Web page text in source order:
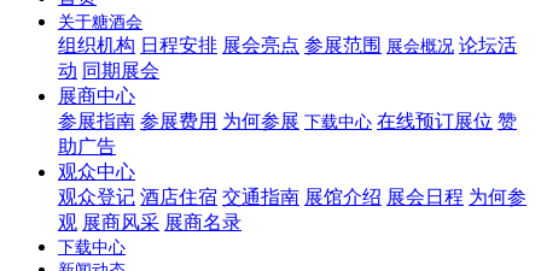
关于糖酒会
组织机构 日程安排 展会亮点 参展范围 展会概况 论坛活
动 同期展会
展商中心
参展指南 参展费用 为何参展 下载中心 在线预订展位 赞
助广告
观众中心
观众登记 酒店住宿 交通指南 展馆介绍 展会日程 为何参
观 展商风采 展商名录
下载中心